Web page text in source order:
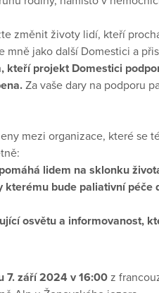
změnit životy lidí, kteří
mně jako další Domestici a
kteří projekt Domestici
Za vaše dary na podporu
mezi organizace, které se
lidem na sklonku
kterému bude paliativní péče
osvětu a informovanost,
7. září 2024 v 16:00 z